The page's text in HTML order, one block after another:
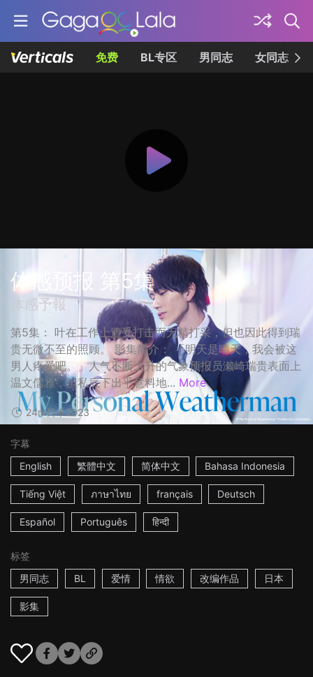
免费 BL专区 男同志 女同志
体感预报 第5集
体感予報
第5集： 叶在工作上遭受打击而无精打采，但也因此得到瑞
贵无微不至的照顾。 影集简介： 「明天是晴天，我会被这
男人疼爱吧。」人气不断上升的气象预报员濑崎瑞贵表面上
温文儒雅，但私底下出乎意料地... More
24m日本2023
字幕
English
繁體中文 简体中文 Bahasa Indonesia
Tiếng Việt ภาษาไทย français Deutsch
Español Português हिन्दी
标签
男同志
BL 爱情 情欲 改编作品 日本
影集